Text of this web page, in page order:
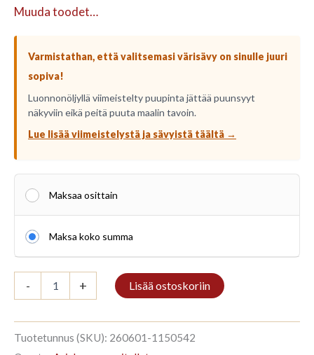
Muuda toodet…
Varmistathan, että valitsemasi värisävy on sinulle juuri
sopiva!
Luonnonöljyllä viimeistelty puupinta jättää puunsyyt
näkyviin eikä peitä puuta maalin tavoin.
Lue lisää viimeistelystä ja sävyistä täältä →
Maksaa osittain
Maksa koko summa
-
3/8
Mahagon
määrä
+ Lisää ostoskoriin
Tuotetunnus (SKU): 260601-1150542